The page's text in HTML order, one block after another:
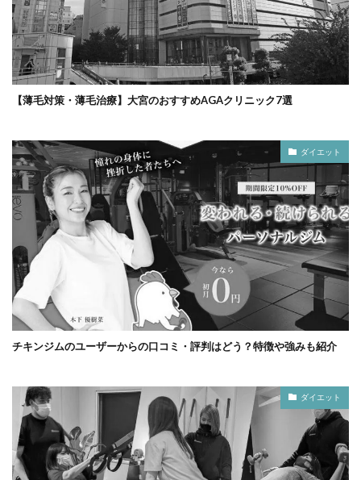
【薄毛対策・薄毛治療】大宮のおすすめAGAクリニック7選
ダイエット
チキンジムのユーザーからの口コミ・評判はどう？特徴や強みも紹介
ダイエット